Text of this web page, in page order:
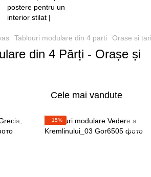
Tablouri modulare din 4 parti Orase si tari
din 4 Părți - Orașe și
Cele mai vandute
−15%